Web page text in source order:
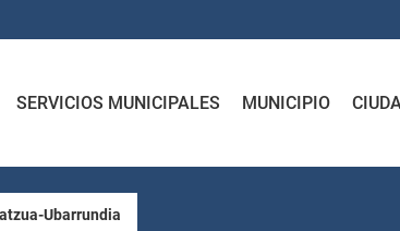
SERVICIOS MUNICIPALES MUNICIPIO
Ubarrundia